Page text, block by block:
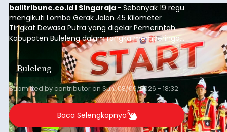
balitribune.co.id I Singaraja - Sebanyak 19 regu
mengikuti Lomba Gerak Jalan 45 Kilometer
Tingkat Dewasa Putra yang digelar Pemerintah
Kabupaten Buleleng dalam rangka memperingati
HUT ke-81 Kemerdekaan Republik Indonesia.
Lomba resmi dimulai dari Lapangan Sepak Bola
Desa Celukan Bawang, Sabtu (8/8/2026) malam.
Buleleng
Submitted bycontributoron Sun, 08/09/2026 - 18:32
Baca Selengkapnya